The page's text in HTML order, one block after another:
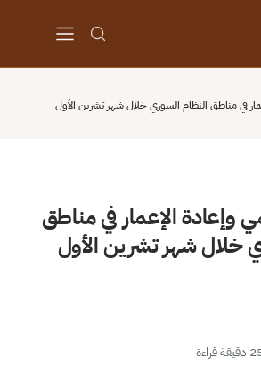
في مناطق النظام السوري خلال شهر تشرين الأول
وإعادة الإعمار في مناطق
خلال شهر تشرين الأول
قراءة